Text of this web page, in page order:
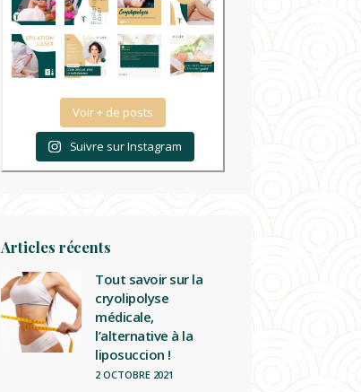
Voir + de posts
Suivre sur Instagram
Articles récents
Tout savoir sur la
cryolipolyse
médicale,
l’alternative à la
liposuccion !
2 OCTOBRE 2021